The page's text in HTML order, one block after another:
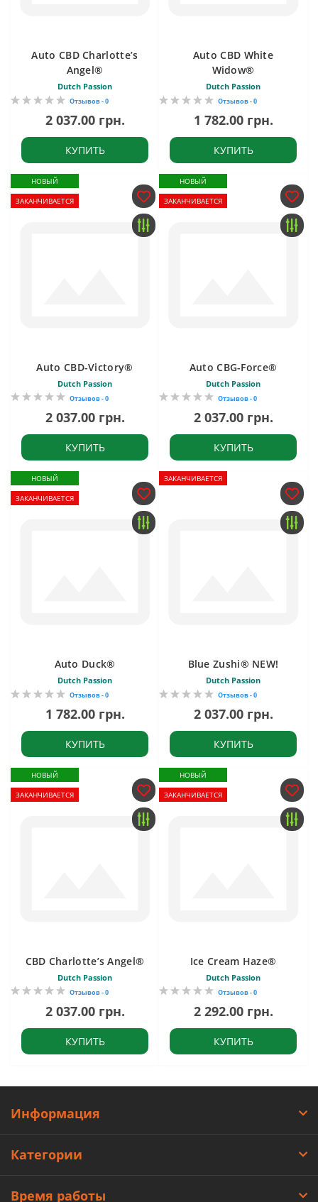
Auto CBD Charlotte’s
Angel®
Dutch Passion
Отзывов - 0
2 037.00 грн.
КУПИТЬ
Auto CBD White
Widow®
Dutch Passion
Отзывов - 0
1 782.00 грн.
КУПИТЬ
НОВЫЙ
ЗАКАНЧИВАЕТСЯ
Auto CBD-Victory®
Dutch Passion
Отзывов - 0
2 037.00 грн.
КУПИТЬ
НОВЫЙ
ЗАКАНЧИВАЕТСЯ
Auto CBG-Force®
Dutch Passion
Отзывов - 0
2 037.00 грн.
КУПИТЬ
НОВЫЙ
ЗАКАНЧИВАЕТСЯ
Auto Duck®
Dutch Passion
Отзывов - 0
1 782.00 грн.
КУПИТЬ
ЗАКАНЧИВАЕТСЯ
Blue Zushi® NEW!
Dutch Passion
Отзывов - 0
2 037.00 грн.
КУПИТЬ
НОВЫЙ
ЗАКАНЧИВАЕТСЯ
CBD Charlotte’s Angel®
Dutch Passion
Отзывов - 0
2 037.00 грн.
КУПИТЬ
НОВЫЙ
ЗАКАНЧИВАЕТСЯ
Ice Cream Haze®
Dutch Passion
Отзывов - 0
2 292.00 грн.
КУПИТЬ
Информация
Категории
Время работы